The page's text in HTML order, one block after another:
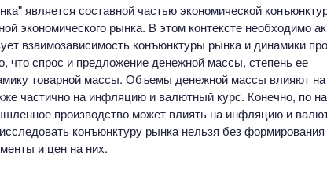
является составной частью экономической
экономического рынка. В этом контексте необходимо
взаимозависимость конъюнктуры рынка и динамики
что спрос и предложение денежной массы, степень ее
товарной массы. Объемы денежной массы влияют
частично на инфляцию и валютный курс. Конечно, по
производство может влиять на инфляцию и
конъюнктуру рынка нельзя без
и цен на них.